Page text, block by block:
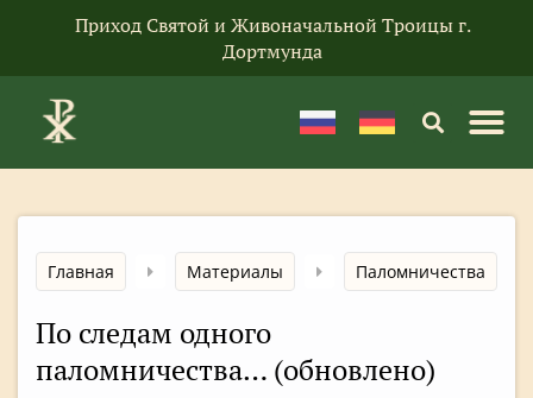
Приход Святой и Живоначальной Троицы г.
Дортмунда
Главная Материалы Паломничества
По следам одного
паломничества… (обновлено)